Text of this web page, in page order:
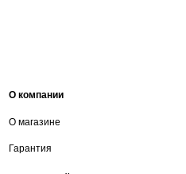
О компании
О магазине
Гарантия